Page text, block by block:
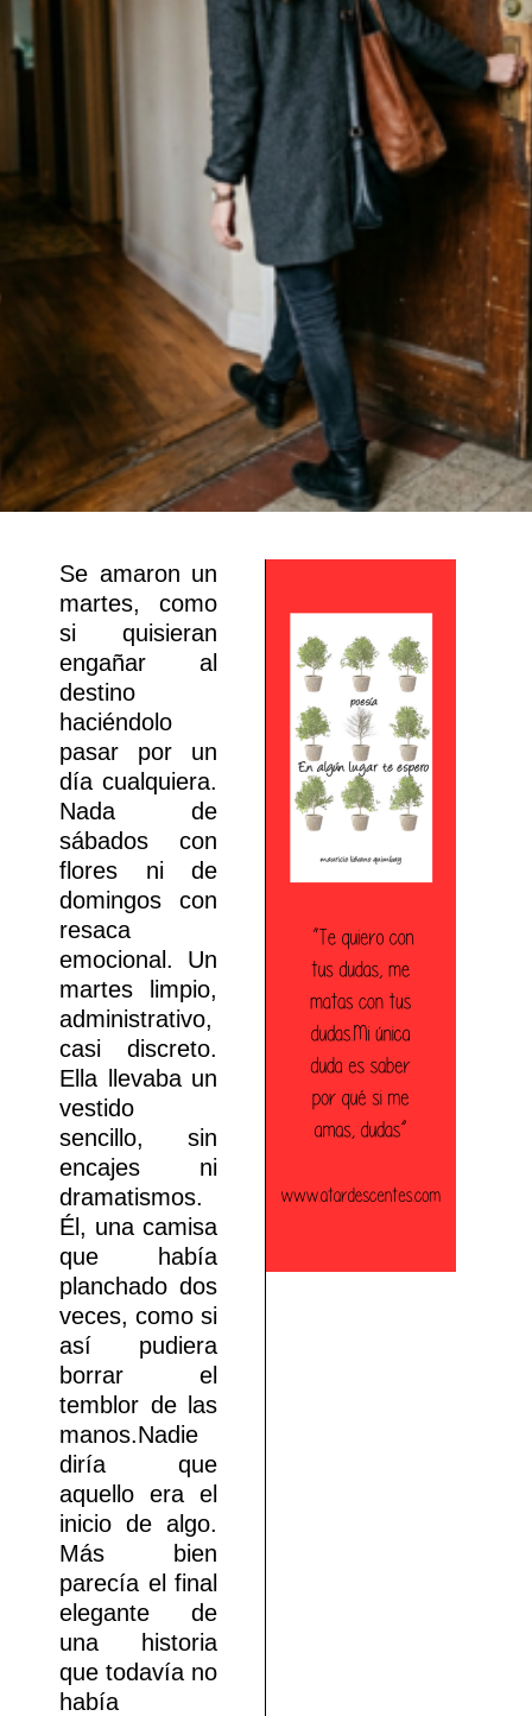
Se amaron un
martes, como
si quisieran
engañar al
destino
haciéndolo
pasar por un
día cualquiera.
Nada de
sábados con
flores ni de
domingos con
resaca
emocional. Un
martes limpio,
administrativo,
casi discreto.
Ella llevaba un
vestido
sencillo, sin
encajes ni
dramatismos.
Él, una camisa
que había
planchado dos
veces, como si
así pudiera
borrar el
temblor de las
manos.Nadie
diría que
aquello era el
inicio de algo.
Más bien
parecía el final
elegante de
una historia
que todavía no
había